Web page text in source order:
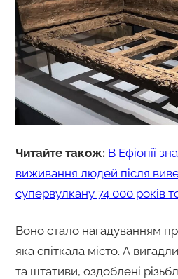
Читайте також: В Ефіопії
виживання людей після
супервулкану 74 000 років
Воно стало нагадуванням
яка спіткала місто. А
та штативи, оздоблені